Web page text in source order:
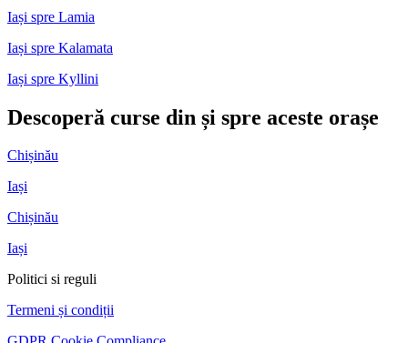
Iași spre Lamia
Iași spre Kalamata
Iași spre Kyllini
Descoperă curse din și spre aceste orașe
Chișinău
Iași
Chișinău
Iași
Politici si reguli
Termeni și condiții